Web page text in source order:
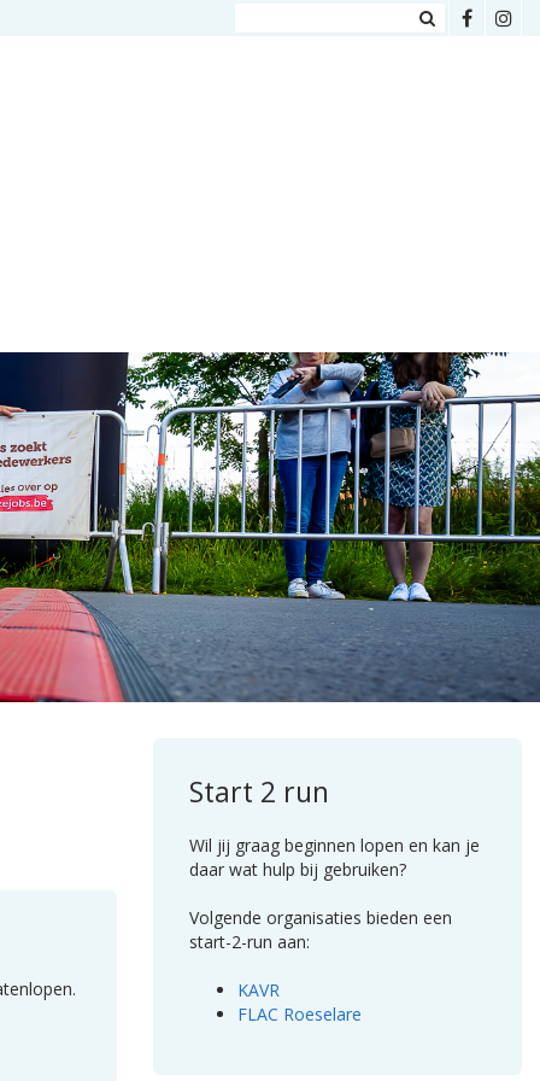
Start 2 run
Wil jij graag beginnen lopen en kan je
daar wat hulp bij gebruiken?
Volgende organisaties bieden een
start-2-run aan:
KAVR
FLAC Roeselare